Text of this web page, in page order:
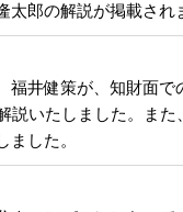
太郎の解説が掲載され
福井健策が、知財面で
説いたしました。また
ました。